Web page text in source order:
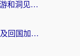
海外党选回国加速器：雷神手游和洞见哪个好？附iPhone免费VPN推荐及ChickCNUfunR实测
海外党必看：稳定的VPN推荐及回国加速器选择全攻略——告别地域限制，轻松刷国内资源